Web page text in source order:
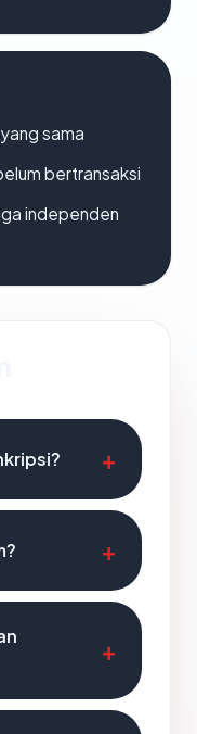
sama
bertransaksi
independen